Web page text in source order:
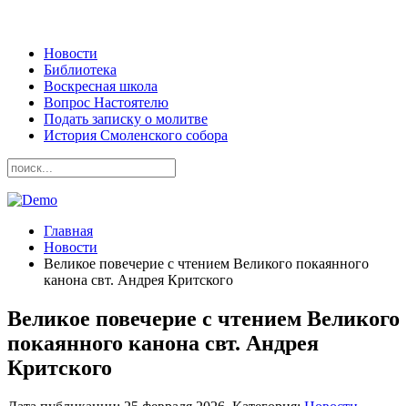
Новости
Библиотека
Воскресная школа
Вопрос Настоятелю
Подать записку о молитве
История Смоленского собора
Главная
Новости
Великое повечерие с чтением Великого покаянного
канона свт. Андрея Критского
Великое повечерие с чтением Великого
покаянного канона свт. Андрея
Критского